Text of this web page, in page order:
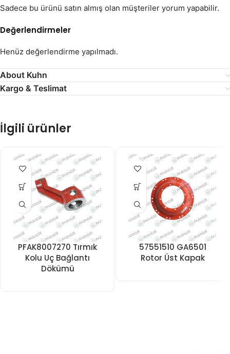
Değerlendirmeler
Henüz değerlendirme yapılmadı.
Sadece bu ürünü satın almış olan müşteriler yorum yapabilir.
About Kuhn
Kargo & Teslimat
İlgili ürünler
PFAK8007270 Tırmık
Kolu Uç Bağlantı
Dökümü
57551510 GA6501
Rotor Üst Kapak